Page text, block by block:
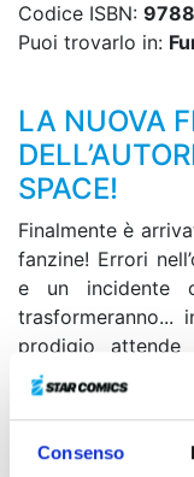
Consenso
Codice ISBN:
Puoi trovarlo in:
LA NUOVA
SPACE!
Finalmente è
fanzine! Errori
e un incidente
trasformeranno...
prodigio
seguito, la
quando Morihito